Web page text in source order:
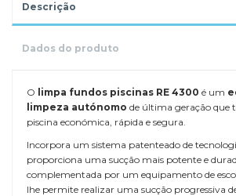
Descrição
Dados do produto
O limpa fundos piscinas RE 4300 é um
limpeza autónomo de última geração que
piscina económica, rápida e segura.
Incorpora um sistema patenteado de
proporciona uma sucção mais potente e
complementada por um equipamento de
lhe permite realizar uma sucção progressiva